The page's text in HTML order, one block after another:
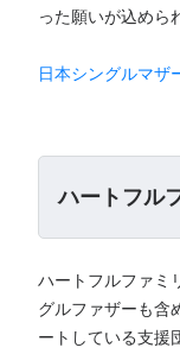
った願いが込めら
日本シングルマザ
ハートフル
ハートフルファミ
グルファザーも含
ートしている支援